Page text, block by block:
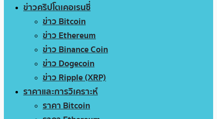
ข่าวคริปโตเคอเรนซี่
ข่าว Bitcoin
ข่าว Ethereum
ข่าว Binance Coin
ข่าว Dogecoin
ข่าว Ripple (XRP)
ราคาและการวิเคราะห์
ราคา Bitcoin